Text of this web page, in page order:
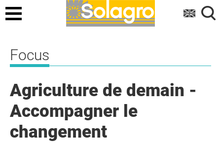
Menu
Focus
Agriculture de demain -
Accompagner le
changement